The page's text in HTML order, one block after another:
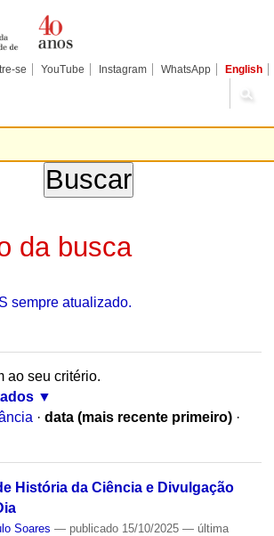
se YouTube Instagram WhatsApp English
da busca
sempre atualizado.
ao seu critério.
· data (mais recente primeiro) ·
História da Ciência e Divulgação
Soares — publicado15/10/2025 — última